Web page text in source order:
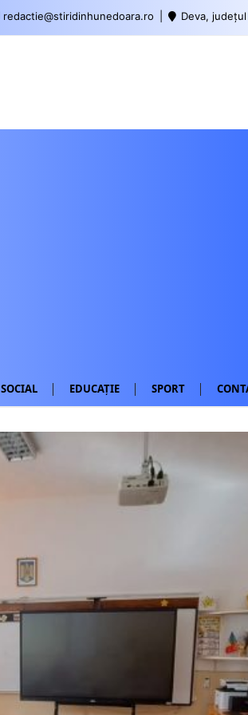
redactie@stiridinhunedoara.ro Deva,
SOCIAL EDUCAȚIE SPORT